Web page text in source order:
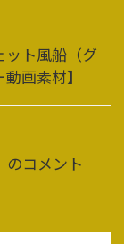
ット風船（グ
画素材】
のコメント